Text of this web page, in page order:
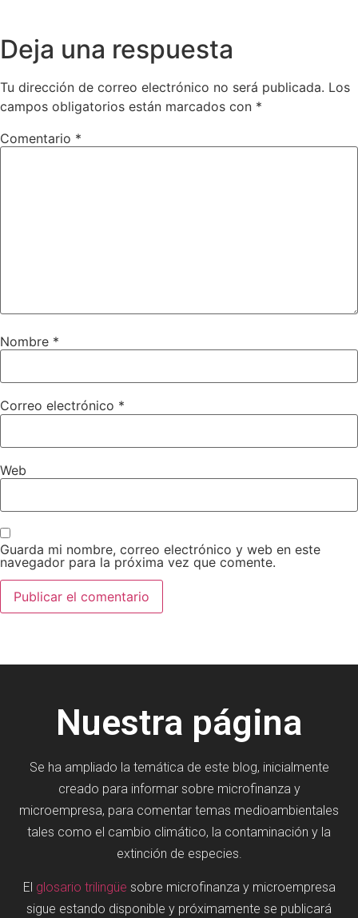
Deja una respuesta
Tu dirección de correo electrónico no será publicada. Los
campos obligatorios están marcados con *
Comentario *
Nombre *
Correo electrónico *
Web
Guarda mi nombre, correo electrónico y web en este
navegador para la próxima vez que comente.
Nuestra página
Se ha ampliado la temática de este blog, inicialmente
creado para informar sobre microfinanza y
microempresa, para comentar temas medioambientales
tales como el cambio climático, la contaminación y la
extinción de especies.
El glosario trilingüe sobre microfinanza y microempresa
sigue estando disponible y próximamente se publicará